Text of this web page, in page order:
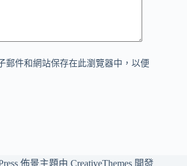
郵件和網站保存在此瀏覽器中，以便
佈景主題由 CreativeThemes 開發